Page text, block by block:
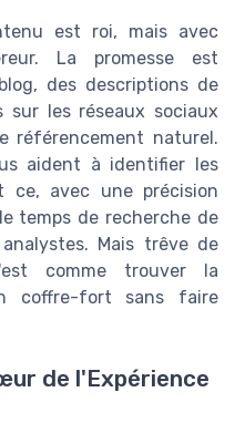
est roi, mais avec
La promesse est
des descriptions de
les réseaux sociaux
référencement naturel.
aident à identifier les
ce, avec une précision
temps de recherche de
Mais trêve de
comme trouver la
coffre-fort sans faire
de l'Expérience